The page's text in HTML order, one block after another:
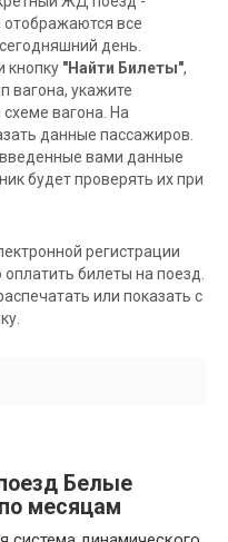
отображаются все
день.
кнопку "Найти Билеты",
вагона, укажите
вагона. На
данные пассажиров.
вами данные
будет проверять их при
регистрации
билеты на поезд.
или показать с
Белые
месяцам